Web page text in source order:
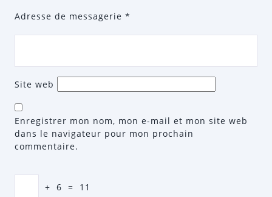
Adresse de messagerie *
Site web
Enregistrer mon nom, mon e-mail et mon site web
dans le navigateur pour mon prochain
commentaire.
+ 6 = 11